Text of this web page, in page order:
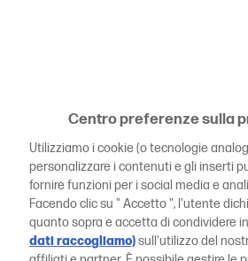
Centro preferenze sulla
Utilizziamo i cookie (o tecnologie
personalizzare i contenuti e gli inserti
fornire funzioni per i social media e
Facendo clic su " Accetto ", l'utente
quanto sopra e accetta di condividere
dati raccogliamo)sull'utilizzo del